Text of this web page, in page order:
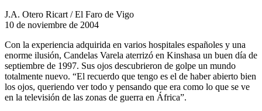
J.A. Otero Ricart / El Faro de Vigo
10 de noviembre de 2004
Con la experiencia adquirida en varios hospitales españoles y una
enorme ilusión, Candelas Varela aterrizó en Kinshasa un buen día de
septiembre de 1997. Sus ojos descubrieron de golpe un mundo
totalmente nuevo. “El recuerdo que tengo es el de haber abierto bien
los ojos, queriendo ver todo y pensando que era como lo que se ve
en la televisión de las zonas de guerra en África”.